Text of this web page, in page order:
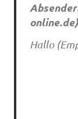
online.de)
Hallo